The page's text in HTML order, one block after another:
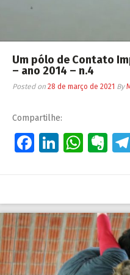
Um pólo de Contato
– ano 2014 – n.4
Posted on 28 de março de 2021 By
Compartilhe:
Facebook